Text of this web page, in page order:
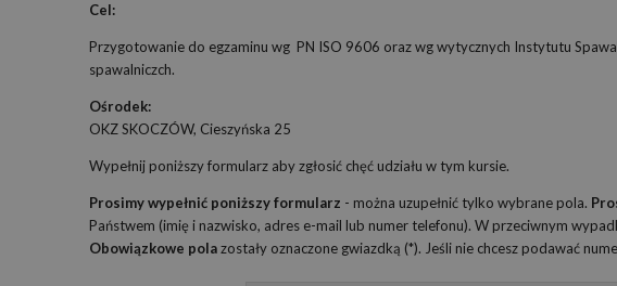
Cel:
Przygotowanie do egzaminu wg PN ISO 9606 oraz wg wytycznych Instytutu
spawalniczch.
Ośrodek:
OKZ SKOCZÓW, Cieszyńska 25
Wypełnij poniższy formularz aby zgłosić chęć udziału w tym kursie.
Prosimy wypełnić poniższy formularz - można uzupełnić tylko wybrane pola.
Państwem (imię i nazwisko, adres e-mail lub numer telefonu). W przeciwnym
Obowiązkowe polazostały oznaczone gwiazdką (*). Jeśli nie chcesz podawać